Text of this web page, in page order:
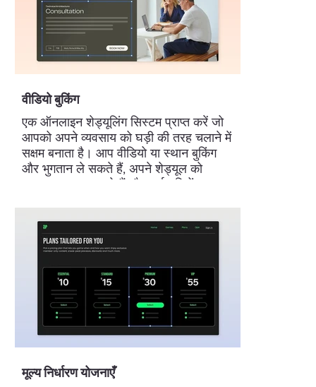
वीडियो बुकिंग
एक ऑनलाइन शेड्यूलिंग सिस्टम प्राप्त करें जो
आपको अपने व्यवसाय को घड़ी की तरह चलाने में
सक्षम बनाता है। आप वीडियो या स्थान बुकिंग
और भुगतान ले सकते हैं, अपने शेड्यूल को
कस्टमाइज़ कर सकते हैं और कर्मचारियों का
सकते हैं और बहुत कुछ कर सकते हैं।
मूल्य निर्धारण योजनाएँ